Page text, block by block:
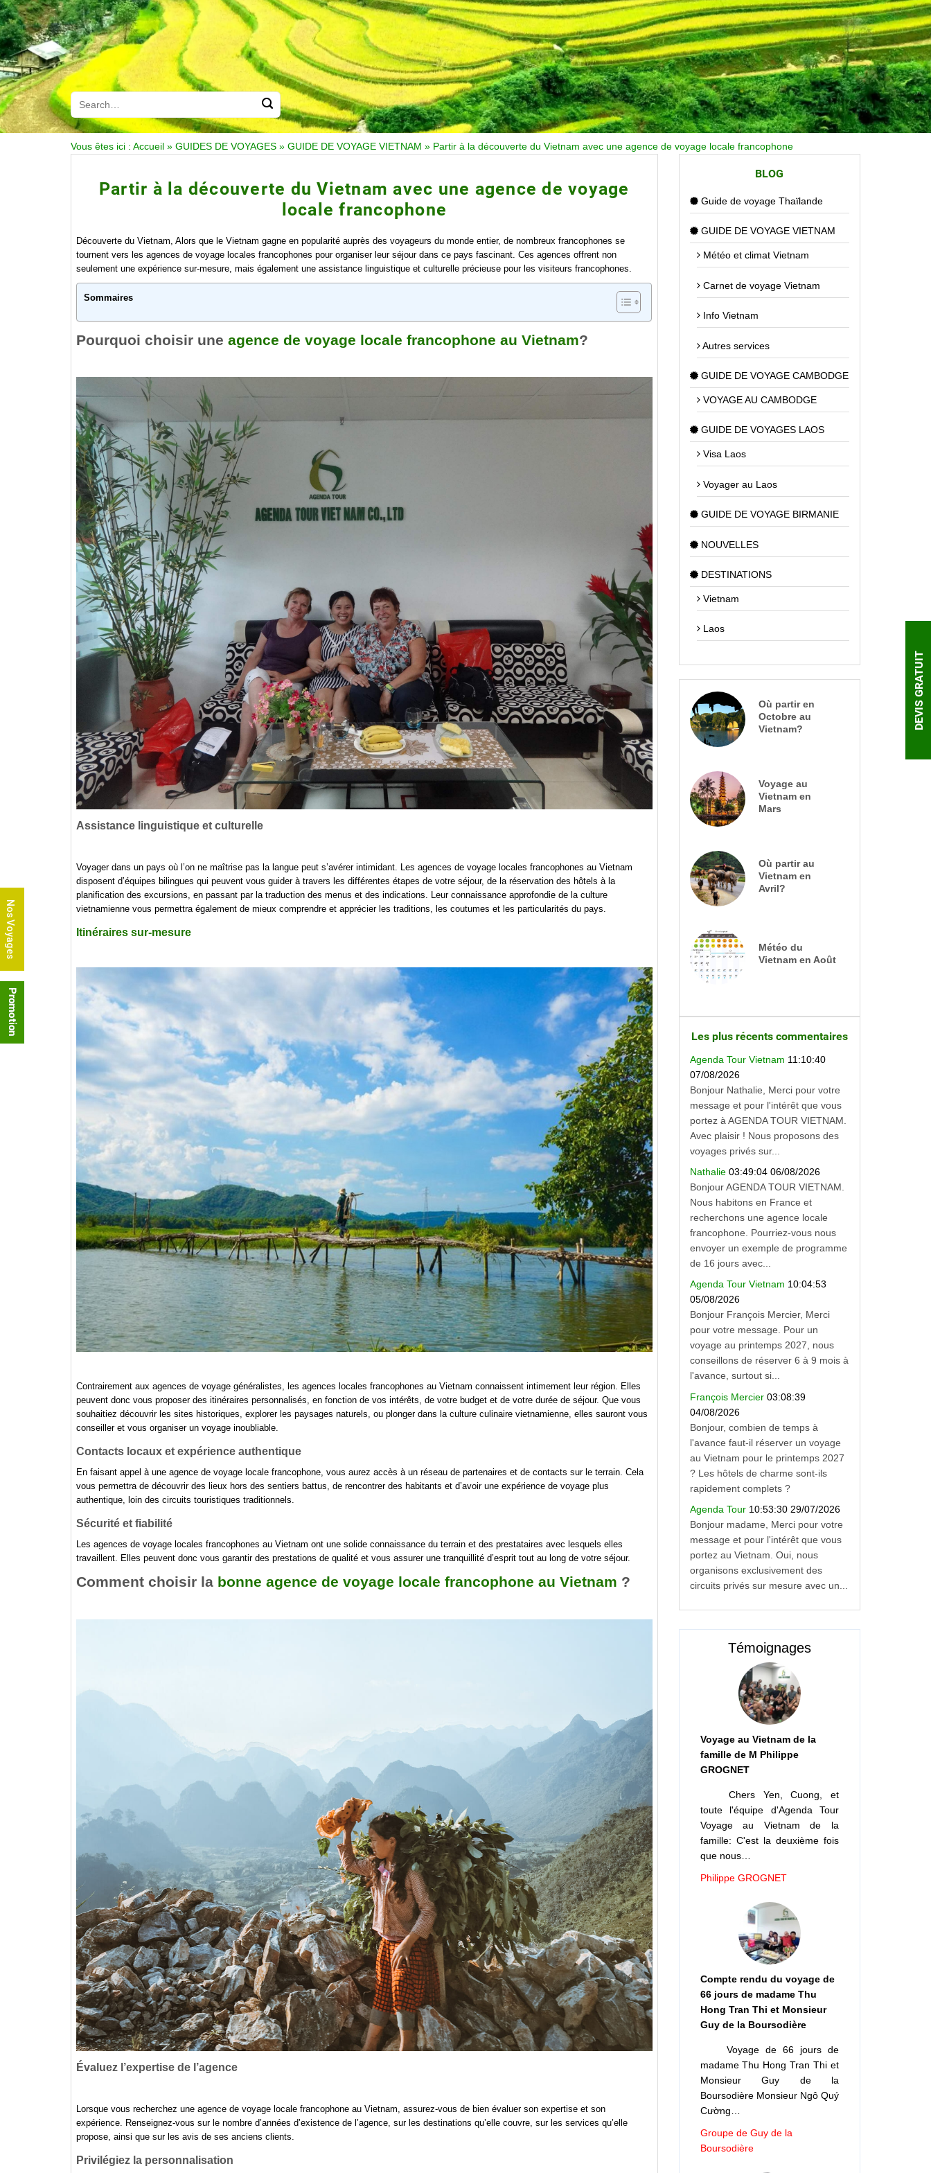
Vous êtes ici : Accueil » GUIDES DE VOYAGES » GUIDE DE VOYAGE VIETNAM » Partir à la découverte du Vietnam avec une agence de voyage locale francophone
Partir à la découverte du Vietnam avec une agence de voyage
locale francophone
Découverte du Vietnam, Alors que le Vietnam gagne en popularité auprès des voyageurs du monde entier, de nombreux francophones se
tournent vers les agences de voyage locales francophones pour organiser leur séjour dans ce pays fascinant. Ces agences offrent non
seulement une expérience sur-mesure, mais également une assistance linguistique et culturelle précieuse pour les visiteurs francophones.
Sommaires
Pourquoi choisir une agence de voyage locale francophone au Vietnam?
Assistance linguistique et culturelle
Voyager dans un pays où l’on ne maîtrise pas la langue peut s’avérer intimidant. Les agences de voyage locales francophones au Vietnam
disposent d’équipes bilingues qui peuvent vous guider à travers les différentes étapes de votre séjour, de la réservation des hôtels à la
planification des excursions, en passant par la traduction des menus et des indications. Leur connaissance approfondie de la culture
vietnamienne vous permettra également de mieux comprendre et apprécier les traditions, les coutumes et les particularités du pays.
Itinéraires sur-mesure
Contrairement aux agences de voyage généralistes, les agences locales francophones au Vietnam connaissent intimement leur région. Elles
peuvent donc vous proposer des itinéraires personnalisés, en fonction de vos intérêts, de votre budget et de votre durée de séjour. Que vous
souhaitiez découvrir les sites historiques, explorer les paysages naturels, ou plonger dans la culture culinaire vietnamienne, elles sauront vous
conseiller et vous organiser un voyage inoubliable.
Contacts locaux et expérience authentique
En faisant appel à une agence de voyage locale francophone, vous aurez accès à un réseau de partenaires et de contacts sur le terrain. Cela
vous permettra de découvrir des lieux hors des sentiers battus, de rencontrer des habitants et d’avoir une expérience de voyage plus
authentique, loin des circuits touristiques traditionnels.
Sécurité et fiabilité
Les agences de voyage locales francophones au Vietnam ont une solide connaissance du terrain et des prestataires avec lesquels elles
travaillent. Elles peuvent donc vous garantir des prestations de qualité et vous assurer une tranquillité d’esprit tout au long de votre séjour.
Comment choisir la bonne agence de voyage locale francophone au Vietnam ?
Évaluez l’expertise de l’agence
Lorsque vous recherchez une agence de voyage locale francophone au Vietnam, assurez-vous de bien évaluer son expertise et son
expérience. Renseignez-vous sur le nombre d’années d’existence de l’agence, sur les destinations qu’elle couvre, sur les services qu’elle
propose, ainsi que sur les avis de ses anciens clients.
Privilégiez la personnalisation
BLOG
Guide de voyage Thaïlande
GUIDE DE VOYAGE VIETNAM
Météo et climat Vietnam
Carnet de voyage Vietnam
Info Vietnam
Autres services
GUIDE DE VOYAGE CAMBODGE
VOYAGE AU CAMBODGE
GUIDE DE VOYAGES LAOS
Visa Laos
Voyager au Laos
GUIDE DE VOYAGE BIRMANIE
NOUVELLES
DESTINATIONS
Vietnam
Laos
Où partir en
Octobre au
Vietnam?
Voyage au
Vietnam en
Mars
Où partir au
Vietnam en
Avril?
Météo du
Vietnam en Août
Les plus récents commentaires
Agenda Tour Vietnam 11:10:40
07/08/2026
Bonjour Nathalie, Merci pour votre
message et pour l'intérêt que vous
portez à AGENDA TOUR VIETNAM.
Avec plaisir ! Nous proposons des
voyages privés sur...
Nathalie 03:49:04 06/08/2026
Bonjour AGENDA TOUR VIETNAM.
Nous habitons en France et
recherchons une agence locale
francophone. Pourriez-vous nous
envoyer un exemple de programme
de 16 jours avec...
Agenda Tour Vietnam 10:04:53
05/08/2026
Bonjour François Mercier, Merci
pour votre message. Pour un
voyage au printemps 2027, nous
conseillons de réserver 6 à 9 mois à
l'avance, surtout si...
François Mercier 03:08:39
04/08/2026
Bonjour, combien de temps à
l'avance faut-il réserver un voyage
au Vietnam pour le printemps 2027
? Les hôtels de charme sont-ils
rapidement complets ?
Agenda Tour 10:53:30 29/07/2026
Bonjour madame, Merci pour votre
message et pour l'intérêt que vous
portez au Vietnam. Oui, nous
organisons exclusivement des
circuits privés sur mesure avec un...
Témoignages
Voyage au Vietnam de la
famille de M Philippe
GROGNET
Chers Yen, Cuong, et
toute l'équipe d'Agenda Tour
Voyage au Vietnam de la
famille: C'est la deuxième fois
que nous…
Philippe GROGNET
Compte rendu du voyage de
66 jours de madame Thu
Hong Tran Thi et Monsieur
Guy de la Boursodière
Voyage de 66 jours de
madame Thu Hong Tran Thi et
Monsieur Guy de la
Boursodière Monsieur Ngô Quý
Cường…
Groupe de Guy de la
Boursodière
DEVIS GRATUIT
Nos Voyages